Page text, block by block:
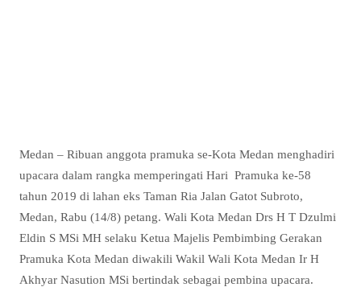
Medan – Ribuan anggota pramuka se-Kota Medan menghadiri
upacara dalam rangka memperingati Hari Pramuka ke-58
tahun 2019 di lahan eks Taman Ria Jalan Gatot Subroto,
Medan, Rabu (14/8) petang. Wali Kota Medan Drs H T Dzulmi
Eldin S MSi MH selaku Ketua Majelis Pembimbing Gerakan
Pramuka Kota Medan diwakili Wakil Wali Kota Medan Ir H
Akhyar Nasution MSi bertindak sebagai pembina upacara.